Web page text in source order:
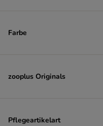
Farbe
zooplus Originals
Pflegeartikelart